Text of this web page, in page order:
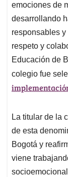
emociones de
desarrollando
responsables
respeto y
Educación de
colegio fue
La titular de la
de esta
Bogotá y
viene